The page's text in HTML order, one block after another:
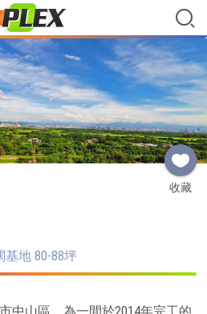
收藏
基地 80-88坪